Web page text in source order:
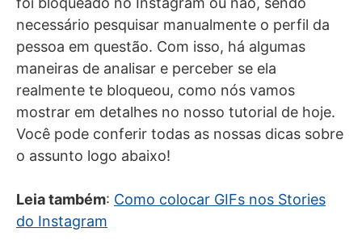
necessário pesquisar manualmente o perfil da
pessoa em questão. Com isso, há algumas
maneiras de analisar e perceber se ela
realmente te bloqueou, como nós vamos
mostrar em detalhes no nosso tutorial de hoje.
Você pode conferir todas as nossas dicas sobre
o assunto logo abaixo!
Leia também: Como colocar GIFs nos Stories
do Instagram